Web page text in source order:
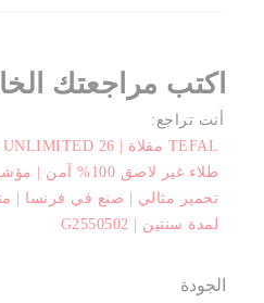
اكتب مراجعتك
أنت تراجع:
تحمير مثالي | صنع في فرنسا |
لمدة سنتين | G2550502
الجودة